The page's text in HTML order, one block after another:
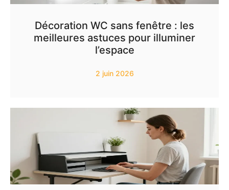
Décoration WC sans fenêtre : les
meilleures astuces pour illuminer
l’espace
2 juin 2026